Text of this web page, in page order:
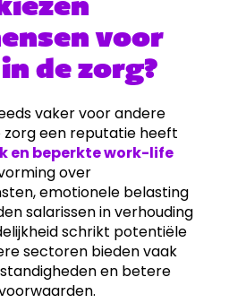
voor
de zorg?
vaker voor andere
een reputatie heeft
en beperkte work-life
over
emotionele belasting
salarissen in verhouding
schrikt potentiële
sectoren bieden vaak
en betere